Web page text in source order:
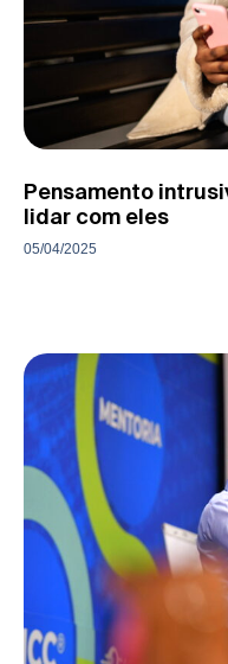
Pensamento
lidar com eles
05/04/2025